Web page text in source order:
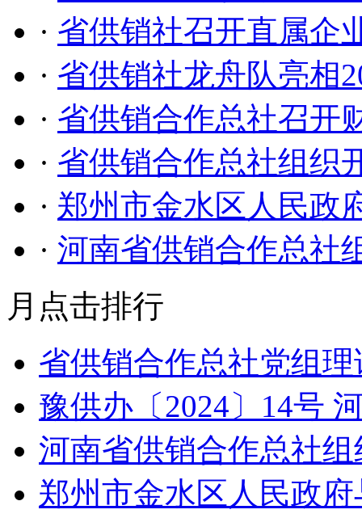
· 省供销社召开直属企
· 省供销社龙舟队亮相
· 省供销合作总社召开
· 省供销合作总社组织
· 郑州市金水区人民政
· 河南省供销合作总社
月点击排行
省供销合作总社党组
豫供办〔2024〕14号
河南省供销合作总社
郑州市金水区人民政